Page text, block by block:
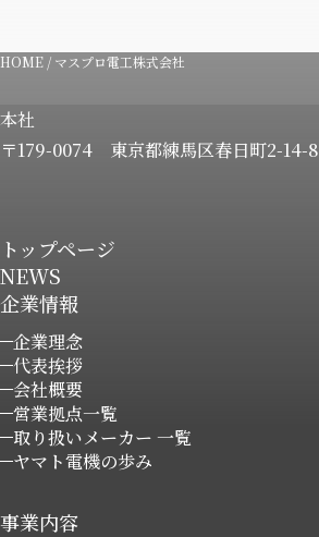
HOME / マスプロ電工株式会社
本社
〒179-0074 東京都練馬区春日町2-14-8
トップページ
NEWS
企業情報
企業理念
代表挨拶
会社概要
営業拠点一覧
取り扱いメーカー 一覧
ヤマト電機の歩み
事業内容